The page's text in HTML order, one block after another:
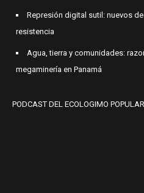
Represión digital sutil: nuevos
resistencia
Agua, tierra y comunidades:
megaminería en Panamá
PODCAST DEL ECOLOGIMO POPULAR